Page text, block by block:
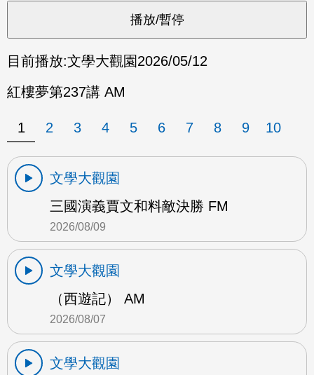
目前播放:文學大觀園2026/05/12
紅樓夢第237講 AM
1 2 3 4 5 6 7 8 9 10
文學大觀園
三國演義賈文和料敵決勝 FM
2026/08/09
文學大觀園
（西遊記） AM
2026/08/07
文學大觀園